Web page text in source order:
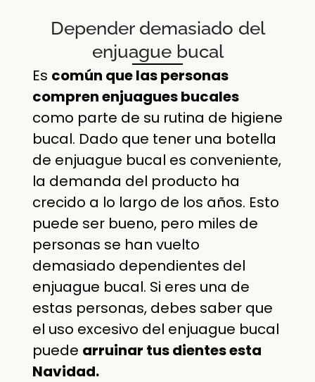
Depender demasiado del
enjuague bucal
Es común que las personas
compren enjuagues bucales
como parte de su rutina de higiene
bucal. Dado que tener una botella
de enjuague bucal es conveniente,
la demanda del producto ha
crecido a lo largo de los años. Esto
puede ser bueno, pero miles de
personas se han vuelto
demasiado dependientes del
enjuague bucal. Si eres una de
estas personas, debes saber que
el uso excesivo del enjuague bucal
puede arruinar tus dientes esta
Navidad.